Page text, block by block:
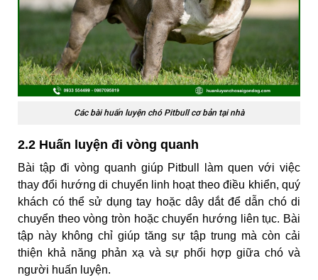
Các bài huấn luyện chó Pitbull cơ bản tại nhà
2.2 Huấn luyện đi vòng quanh
Bài tập đi vòng quanh giúp Pitbull làm quen với việc
thay đổi hướng di chuyển linh hoạt theo điều khiển, quý
khách có thể sử dụng tay hoặc dây dắt để dẫn chó di
chuyển theo vòng tròn hoặc chuyển hướng liên tục. Bài
tập này không chỉ giúp tăng sự tập trung mà còn cải
thiện khả năng phản xạ và sự phối hợp giữa chó và
người huấn luyện.